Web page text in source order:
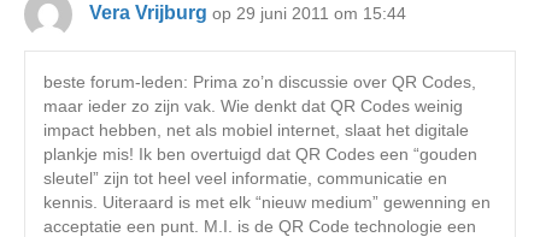
Vera Vrijburg op 29 juni 2011 om 15:44
beste forum-leden: Prima zo’n discussie over QR Codes,
maar ieder zo zijn vak. Wie denkt dat QR Codes weinig
impact hebben, net als mobiel internet, slaat het digitale
plankje mis! Ik ben overtuigd dat QR Codes een “gouden
sleutel” zijn tot heel veel informatie, communicatie en
kennis. Uiteraard is met elk “nieuw medium” gewenning en
acceptatie een punt. M.I. is de QR Code technologie een